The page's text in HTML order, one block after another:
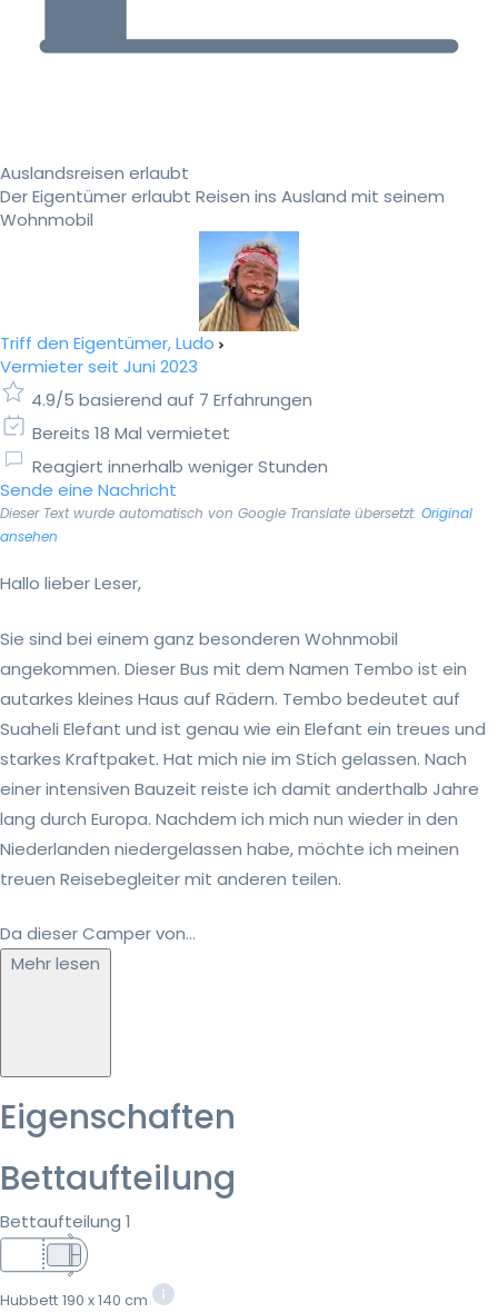
Auslandsreisen erlaubt
Der Eigentümer erlaubt Reisen ins Ausland mit seinem
Wohnmobil
Triff den Eigentümer, Ludo
Vermieter seit Juni 2023
4.9/5 basierend auf 7 Erfahrungen
Bereits 18 Mal vermietet
Reagiert innerhalb weniger Stunden
Sende eine Nachricht
Dieser Text wurde automatisch von Google Translate übersetzt. Original
ansehen
Hallo lieber Leser,
Sie sind bei einem ganz besonderen Wohnmobil
angekommen. Dieser Bus mit dem Namen Tembo ist ein
autarkes kleines Haus auf Rädern. Tembo bedeutet auf
Suaheli Elefant und ist genau wie ein Elefant ein treues und
starkes Kraftpaket. Hat mich nie im Stich gelassen. Nach
einer intensiven Bauzeit reiste ich damit anderthalb Jahre
lang durch Europa. Nachdem ich mich nun wieder in den
Niederlanden niedergelassen habe, möchte ich meinen
treuen Reisebegleiter mit anderen teilen.
Da dieser Camper von...
Mehr lesen
Eigenschaften
Bettaufteilung
Bettaufteilung 1
Hubbett 190 x 140 cm